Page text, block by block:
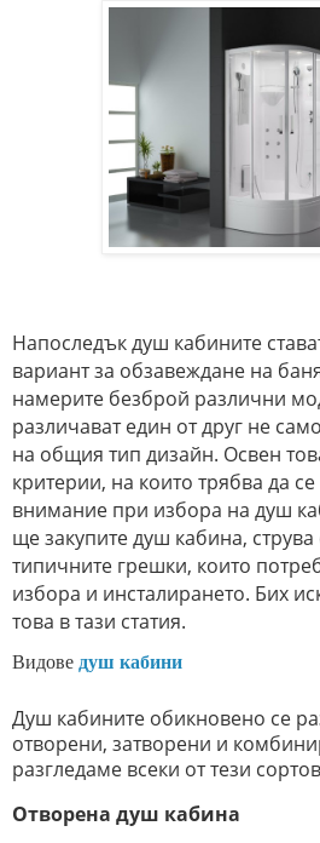
Напоследъкдуш кабините
вариант за обзавеждане на
намерите безброй различни
различават един от друг не
на общия тип дизайн. Освен
критерии, на които трябва да
внимание при избора на душ
ще закупите душ кабина, струва
типичните грешки, които
избора и инсталирането. Бих
това в тази статия.
Видове душ кабини
Душ кабините обикновено се
отворени, затворени и
разгледаме всеки от тези
Отворена душ кабина